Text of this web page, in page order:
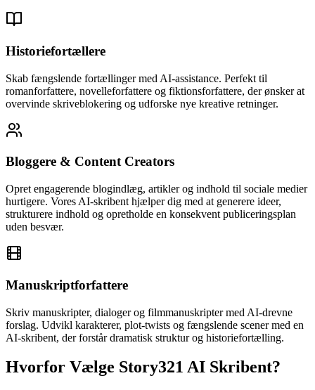
Historiefortællere
Skab fængslende fortællinger med AI-assistance. Perfekt til
romanforfattere, novelleforfattere og fiktionsforfattere, der ønsker at
overvinde skriveblokering og udforske nye kreative retninger.
Bloggere & Content Creators
Opret engagerende blogindlæg, artikler og indhold til sociale medier
hurtigere. Vores AI-skribent hjælper dig med at generere ideer,
strukturere indhold og opretholde en konsekvent publiceringsplan
uden besvær.
Manuskriptforfattere
Skriv manuskripter, dialoger og filmmanuskripter med AI-drevne
forslag. Udvikl karakterer, plot-twists og fængslende scener med en
AI-skribent, der forstår dramatisk struktur og historiefortælling.
Hvorfor Vælge Story321 AI Skribent?